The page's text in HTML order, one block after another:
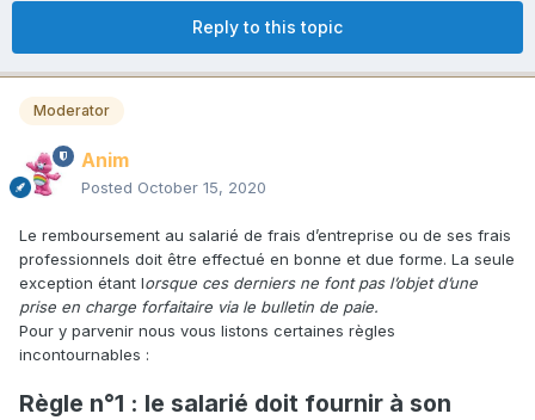
Reply to this topic
Moderator
Anim
Posted October 15, 2020
Le remboursement au salarié de frais d’entreprise ou de ses frais
professionnels doit être effectué en bonne et due forme. La seule
exception étant lorsque ces derniers ne font pas l’objet d’une
prise en charge forfaitaire via le bulletin de paie.
Pour y parvenir nous vous listons certaines règles
incontournables :
Règle n°1 : le salarié doit fournir à son